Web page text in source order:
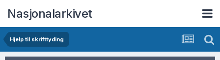
Nasjonalarkivet
Hjelp til skrifttyding